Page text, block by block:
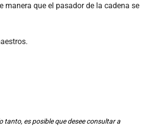
manera que el pasador de la cadena se
tanto, es posible que desee consultar a